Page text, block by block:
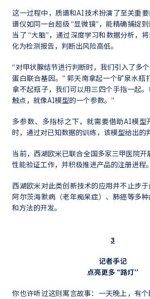
这一过程中，质谱和AI技术扮演了至关重
谱仪如同一台超级 “显微镜”，能精确捕捉
当了 “大脑”，通过深度学习和数据分析，
化为检测报告，判断出风险高低。
“对甲状腺结节进行判断时，我们引入了多
蛋白联合基因。” 郭天南拿起一个矿泉水瓶
拿不起瓶子，我们可以用三四个手指一起
触点，就像AI模型的一个参数。”
多参数、多指标之下，就需要借助AI模型
时，通过对已知数据的训练，该模型给出的
当前，西湖欧米已联合全国多家三甲医院开
性能验证工作，并积极推进产品的注册进程。
西湖欧米对此类创新技术的应用并不止步
阿尔茨海默病（老年痴呆症）、肺癌等多
和方法的开发。
3
记者手记
点亮更多 “路灯”
你也许听过这则寓言故事：一天晚上，有